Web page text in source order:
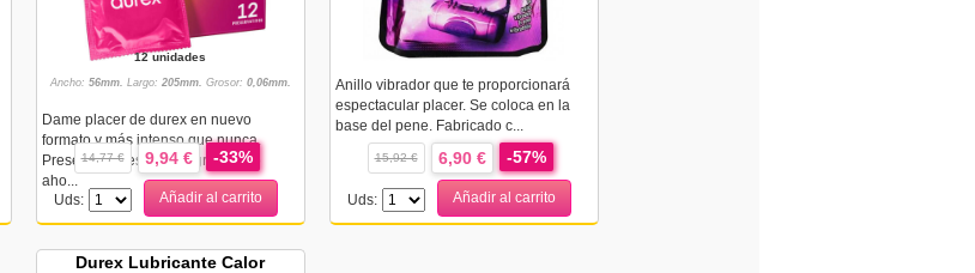
12 unidades
Ancho: 56mm. Largo: 205mm. Grosor: 0,06mm.
Dame placer de durex en nuevo
formato y más intenso que nunca.
Preservativo estriado y granulado
aho...
14,77 € 9,94 € -33%
Uds: Añadir al carrito
Anillo vibrador que te proporcionará
espectacular placer. Se coloca en la
base del pene. Fabricado c...
15,92 € 6,90 € -57%
Uds: Añadir al carrito
Durex Lubricante Calor